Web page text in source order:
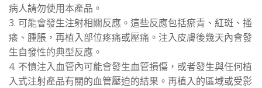
病人請勿使用本產品。
3. 可能會發生注射相關反應。這些反應包括瘀青、紅斑、搔
癢、腫脹，再植入部位疼痛或壓痛。注入皮膚後幾天內會發
生自發性的典型反應。
4. 不慎注入血管內可能會發生血管損傷，或者發生與任何植
入式注射產品有關的血管壓迫的結果。再植入的區域或受影